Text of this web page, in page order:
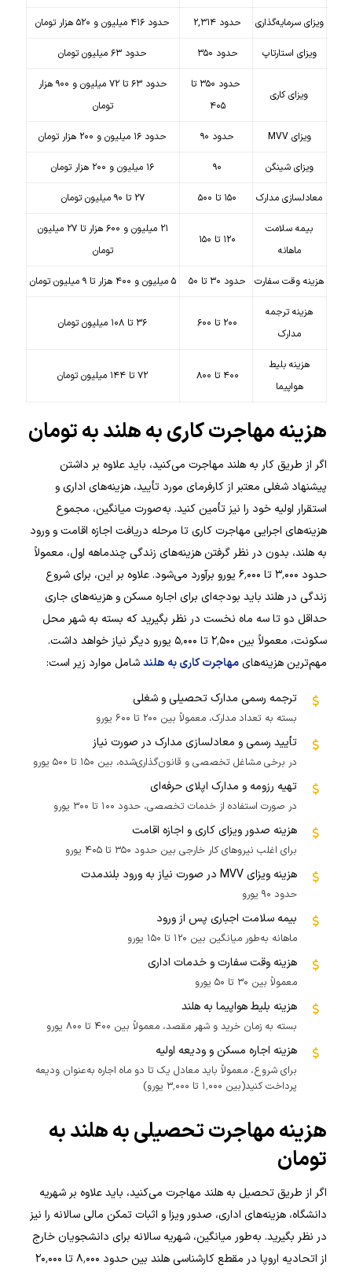
ویزای سرمایه‌گذاری حدود ۲,۳۱۴ حدود ۴۱۶ میلیون و ۵۲۰ هزار تومان
ویزای استارتاپ حدود ۳۵۰ حدود ۶۳ میلیون تومان
ویزای کاری
حدود ۳۵۰ تا
۴۰۵
حدود ۶۳ تا ۷۲ میلیون و ۹۰۰ هزار
تومان
ویزای MVV حدود ۹۰ حدود ۱۶ میلیون و ۲۰۰ هزار تومان
ویزای شینگن ۹۰ ۱۶ میلیون و ۲۰۰ هزار تومان
معادلسازی مدارک ۱۵۰ تا ۵۰۰ ۲۷ تا ۹۰ میلیون تومان
بیمه سلامت
ماهانه
۱۲۰ تا ۱۵۰
۲۱ میلیون و ۶۰۰ هزار تا ۲۷ میلیون
تومان
هزینه وقت سفارت حدود ۳۰ تا ۵۰ ۵ میلیون و ۴۰۰ هزار تا ۹ میلیون تومان
هزینه ترجمه
مدارک
۲۰۰ تا ۶۰۰ ۳۶ تا ۱۰۸ میلیون تومان
هزینه بلیط
هواپیما
۴۰۰ تا ۸۰۰ ۷۲ تا ۱۴۴ میلیون تومان
هزینه مهاجرت کاری به هلند به تومان
اگر از طریق کار به هلند مهاجرت می‌کنید، باید علاوه بر داشتن
پیشنهاد شغلی معتبر از کارفرمای مورد تأیید، هزینه‌های اداری و
استقرار اولیه خود را نیز تأمین کنید. به‌صورت میانگین، مجموع
هزینه‌های اجرایی مهاجرت کاری تا مرحله دریافت اجازه اقامت و ورود
به هلند، بدون در نظر گرفتن هزینه‌های زندگی چندماهه اول، معمولاً
حدود ۳٬۰۰۰ تا ۶٬۰۰۰ یورو برآورد می‌شود. علاوه بر این، برای شروع
زندگی در هلند باید بودجه‌ای برای اجاره مسکن و هزینه‌های جاری
حداقل دو تا سه ماه نخست در نظر بگیرید که بسته به شهر محل
سکونت، معمولاً بین ۲٬۵۰۰ تا ۵٬۰۰۰ یورو دیگر نیاز خواهد داشت.
مهم‌ترین هزینه‌هایمهاجرت کاری به هلندشامل موارد زیر است:
ترجمه رسمی مدارک تحصیلی و شغلی
بسته به تعداد مدارک، معمولاً بین ۲۰۰ تا ۶۰۰ یورو
تأیید رسمی و معادلسازی مدارک در صورت نیاز
در برخی مشاغل تخصصی و قانون‌گذاری‌شده، بین ۱۵۰ تا ۵۰۰ یورو
تهیه رزومه و مدارک اپلای حرفه‌ای
در صورت استفاده از خدمات تخصصی، حدود ۱۰۰ تا ۳۰۰ یورو
هزینه صدور ویزای کاری و اجازه اقامت
برای اغلب نیروهای کار خارجی بین حدود ۳۵۰ تا ۴۰۵ یورو
هزینه ویزای MVV در صورت نیاز به ورود بلندمدت
حدود ۹۰ یورو
بیمه سلامت اجباری پس از ورود
ماهانه به‌طور میانگین بین ۱۲۰ تا ۱۵۰ یورو
هزینه وقت سفارت و خدمات اداری
معمولاً بین ۳۰ تا ۵۰ یورو
هزینه بلیط هواپیما به هلند
بسته به زمان خرید و شهر مقصد، معمولاً بین ۴۰۰ تا ۸۰۰ یورو
هزینه اجاره مسکن و ودیعه اولیه
برای شروع، معمولاً باید معادل یک تا دو ماه اجاره به‌عنوان ودیعه
پرداخت کنید(بین ۱٬۰۰۰ تا ۳٬۰۰۰ یورو)
هزینه مهاجرت تحصیلی به هلند به
تومان
اگر از طریق تحصیل به هلند مهاجرت می‌کنید، باید علاوه بر شهریه
دانشگاه، هزینه‌های اداری، صدور ویزا و اثبات تمکن مالی سالانه را نیز
در نظر بگیرید. به‌طور میانگین، شهریه سالانه برای دانشجویان خارج
از اتحادیه اروپا در مقطع کارشناسی هلند بین حدود ۸٬۰۰۰ تا ۲۰٬۰۰۰